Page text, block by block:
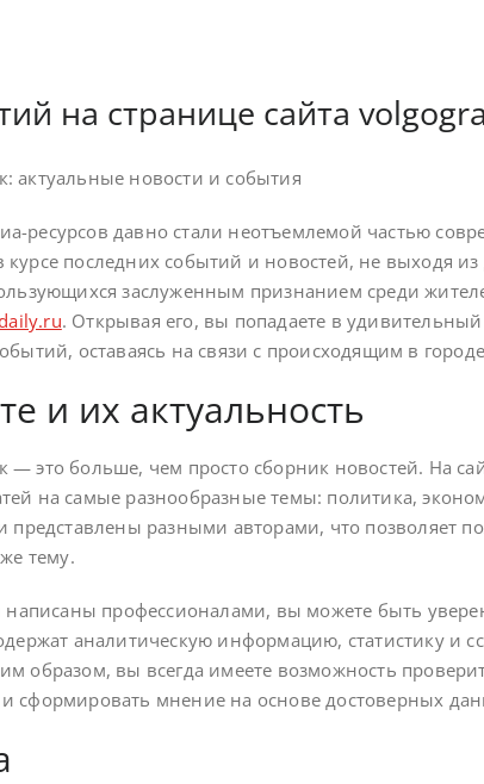
на странице сайта
актуальные новости и события
ресурсов давно стали неотъемлемой частью
последних событий и новостей, не выходя
заслуженным признанием среди
. Открывая его, вы попадаете в
оставаясь на связи с происходящим в
и их актуальность
— это больше, чем просто сборник новостей. На
на самые разнообразные темы: политика,
представлены разными авторами, что позволяет
тему.
написаны профессионалами, вы можете быть
аналитическую информацию, статистику и
образом, вы всегда имеете возможность
сформировать мнение на основе достоверных